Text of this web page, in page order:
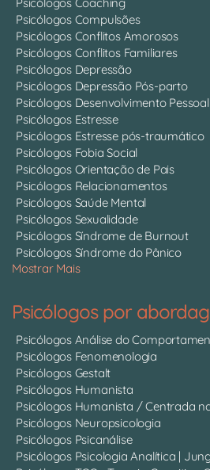
Psicólogos Coaching
Psicólogos Compulsões
Psicólogos Conflitos Amorosos
Psicólogos Conflitos Familiares
Psicólogos Depressão
Psicólogos Depressão Pós-parto
Psicólogos Desenvolvimento Pessoal
Psicólogos Estresse
Psicólogos Estresse pós-traumático
Psicólogos Fobia Social
Psicólogos Orientação de Pais
Psicólogos Relacionamentos
Psicólogos Saúde Mental
Psicólogos Sexualidade
Psicólogos Síndrome de Burnout
Psicólogos Síndrome do Pânico
Mostrar Mais
Psicólogos por
Psicólogos Análise do
Psicólogos Fenomenologia
Psicólogos Gestalt
Psicólogos Humanista
Psicólogos Humanista / Centrada
Psicólogos Neuropsicologia
Psicólogos Psicanálise
Psicólogos Psicologia Analítica |